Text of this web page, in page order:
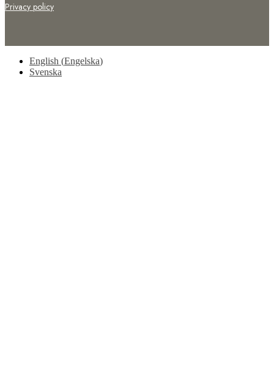
Privacy policy
English (Engelska)
Svenska